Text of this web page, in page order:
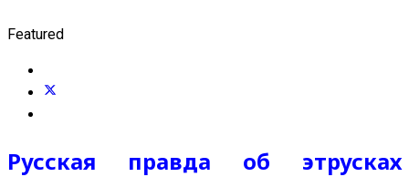
Featured
Русская правда об этрусках